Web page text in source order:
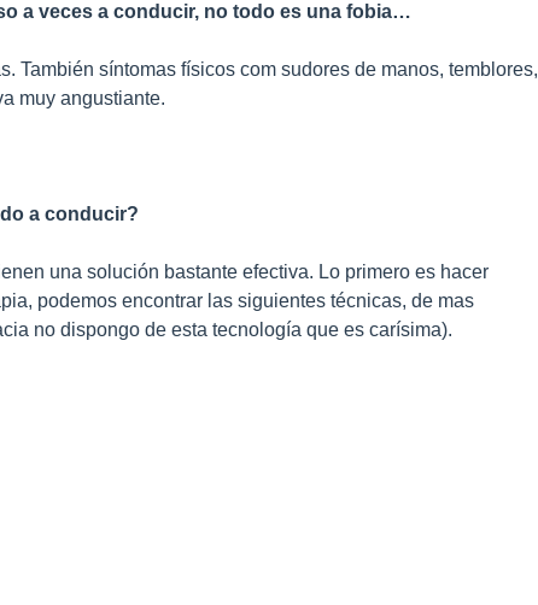
a veces a conducir, no todo es una fobia…
También síntomas físicos com sudores de manos, temblores,
muy angustiante.
a conducir?
una solución bastante efectiva. Lo primero es hacer
podemos encontrar las siguientes técnicas, de mas
no dispongo de esta tecnología que es carísima).